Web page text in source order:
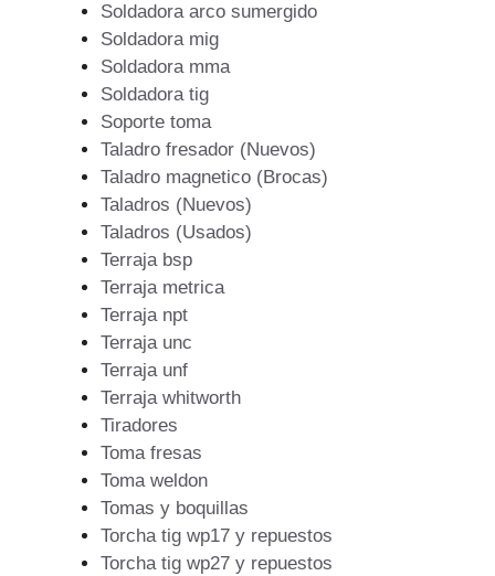
Soldadora arco sumergido
Soldadora mig
Soldadora mma
Soldadora tig
Soporte toma
Taladro fresador (Nuevos)
Taladro magnetico (Brocas)
Taladros (Nuevos)
Taladros (Usados)
Terraja bsp
Terraja metrica
Terraja npt
Terraja unc
Terraja unf
Terraja whitworth
Tiradores
Toma fresas
Toma weldon
Tomas y boquillas
Torcha tig wp17 y repuestos
Torcha tig wp27 y repuestos